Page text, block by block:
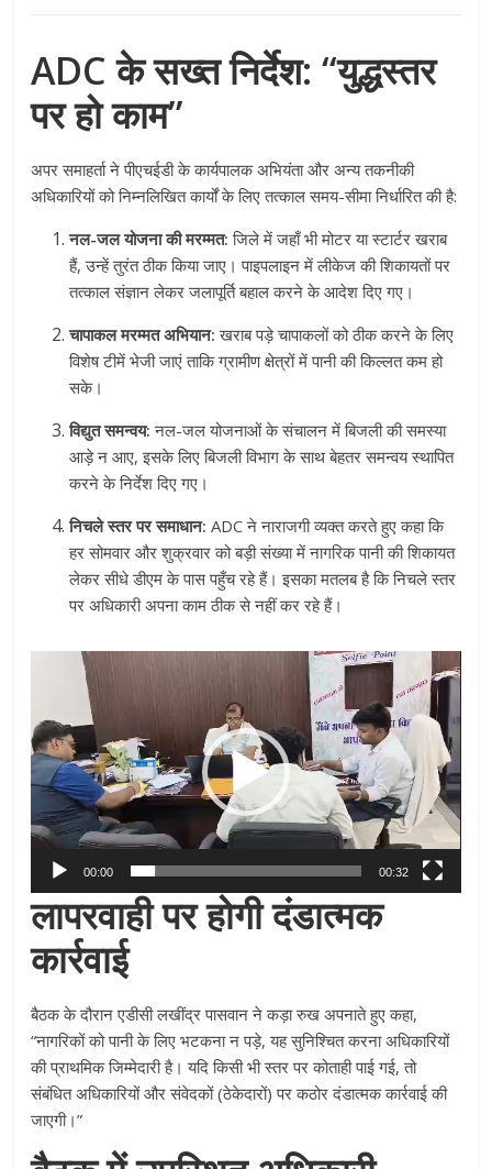
ADC के सख्त निर्देश: “युद्धस्तर
पर हो काम”
अपर समाहर्ता ने पीएचईडी के कार्यपालक अभियंता और अन्य तकनीकी
अधिकारियों को निम्नलिखित कार्यों के लिए तत्काल समय-सीमा निर्धारित की है:
नल-जल योजना की मरम्मत: जिले में जहाँ भी मोटर या स्टार्टर खराब
हैं, उन्हें तुरंत ठीक किया जाए। पाइपलाइन में लीकेज की शिकायतों पर
तत्काल संज्ञान लेकर जलापूर्ति बहाल करने के आदेश दिए गए।
चापाकल मरम्मत अभियान: खराब पड़े चापाकलों को ठीक करने के लिए
विशेष टीमें भेजी जाएं ताकि ग्रामीण क्षेत्रों में पानी की किल्लत कम हो
सके।
विद्युत समन्वय: नल-जल योजनाओं के संचालन में बिजली की समस्या
आड़े न आए, इसके लिए बिजली विभाग के साथ बेहतर समन्वय स्थापित
करने के निर्देश दिए गए।
निचले स्तर पर समाधान: ADC ने नाराजगी व्यक्त करते हुए कहा कि
हर सोमवार और शुक्रवार को बड़ी संख्या में नागरिक पानी की शिकायत
लेकर सीधे डीएम के पास पहुँच रहे हैं। इसका मतलब है कि निचले स्तर
पर अधिकारी अपना काम ठीक से नहीं कर रहे हैं।
00:00 00:32
लापरवाही पर होगी दंडात्मक
कार्रवाई
बैठक के दौरान एडीसी लखींद्र पासवान ने कड़ा रुख अपनाते हुए कहा,
“नागरिकों को पानी के लिए भटकना न पड़े, यह सुनिश्चित करना अधिकारियों
की प्राथमिक जिम्मेदारी है। यदि किसी भी स्तर पर कोताही पाई गई, तो
संबंधित अधिकारियों और संवेदकों (ठेकेदारों) पर कठोर दंडात्मक कार्रवाई की
जाएगी।”